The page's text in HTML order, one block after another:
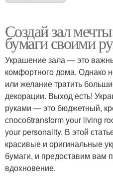
Создай зал
бумаги своими
Украшение зала — это
комфортного дома. Однако
или желание тратить
декорации. Выход есть!
руками — это бюджетный,
способtransform your living
your personality. В этой
красивые и оригинальные
бумаги, и предоставим вам
вдохновение.